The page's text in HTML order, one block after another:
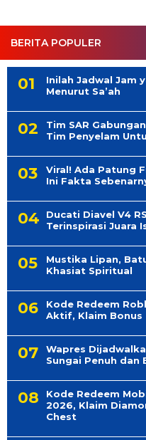
BERITA POPULER
Inilah Jadwal Jam
Menurut Sa’ah
Tim SAR
Tim Penyelam
Viral! Ada Patung
Ini Fakta
Ducati Diavel V4
Terinspirasi Juara
Mustika Lipan,
Khasiat Spiritual
Kode Redeem
Aktif, Klaim Bonus
Wapres
Sungai Penuh dan
Kode Redeem
2026, Klaim
Chest